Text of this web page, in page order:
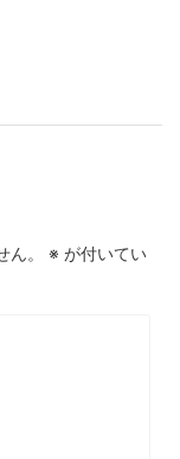
。 ※ が付いてい